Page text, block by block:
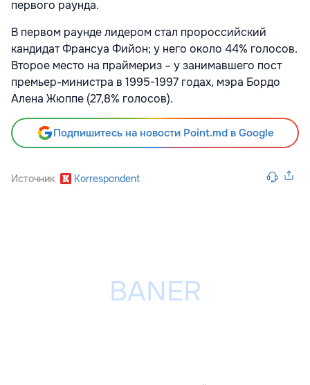
первого раунда.
В первом раунде лидером стал пророссийский
кандидат Франсуа Фийон; у него около 44% голосов.
Второе место на праймериз – у занимавшего пост
премьер-министра в 1995-1997 годах, мэра Бордо
Алена Жюппе (27,8% голосов).
Подпишитесь на новости Point.md в Google
Источник Korrespondent